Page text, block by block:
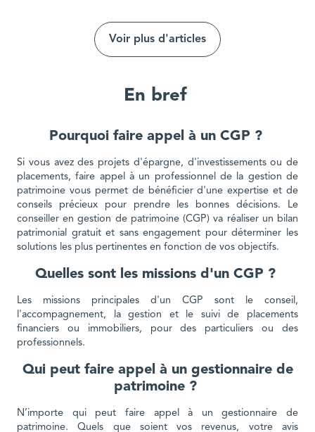
Voir plus d'articles
En bref
Pourquoi faire appel à un CGP ?
Si vous avez des projets d'épargne, d'investissements ou de
placements, faire appel à un professionnel de la gestion de
patrimoine vous permet de bénéficier d'une expertise et de
conseils précieux pour prendre les bonnes décisions. Le
conseiller en gestion de patrimoine (CGP) va réaliser un bilan
patrimonial gratuit et sans engagement pour déterminer les
solutions les plus pertinentes en fonction de vos objectifs.
Quelles sont les missions d'un CGP ?
Les missions principales d'un CGP sont le conseil,
l'accompagnement, la gestion et le suivi de placements
financiers ou immobiliers, pour des particuliers ou des
professionnels.
Qui peut faire appel à un gestionnaire de
patrimoine ?
N’importe qui peut faire appel à un gestionnaire de
patrimoine. Quels que soient vos revenus, votre avis